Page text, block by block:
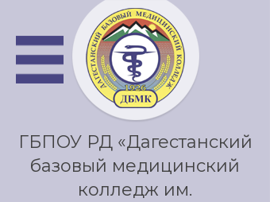
ГБПОУ РД «Дагестанский
базовый медицинский
колледж им.